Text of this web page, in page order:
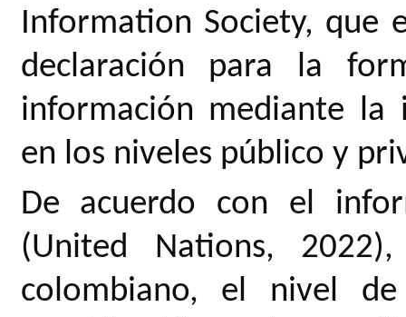
Information Society, que
declaración para la
información mediante la
en los niveles público y
De acuerdo con el
(United Nations,
colombiano, el nivel